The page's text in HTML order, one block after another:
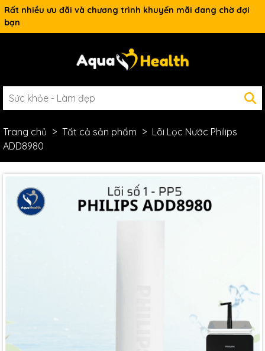
Rất nhiều ưu đãi và chương trình khuyến mãi đang chờ đợi
bạn
Trang chủ Tất cả sản phẩm
Lõi Lọc Nước Philips
ADD8980